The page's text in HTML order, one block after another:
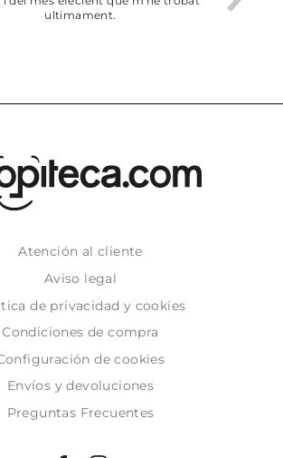
ultimament.
Atención al cliente
Aviso legal
de privacidad y cookies
Condiciones de compra
de cookies
Envíos y devoluciones
Preguntas Frecuentes